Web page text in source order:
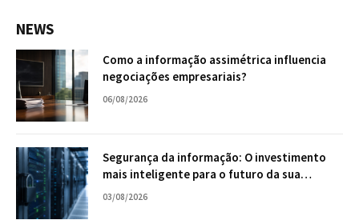
NEWS
Como a informação assimétrica influencia
negociações empresariais?
06/08/2026
Segurança da informação: O investimento
mais inteligente para o futuro da sua
empresa
03/08/2026